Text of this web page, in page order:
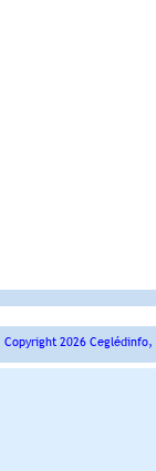
Copyright 2026